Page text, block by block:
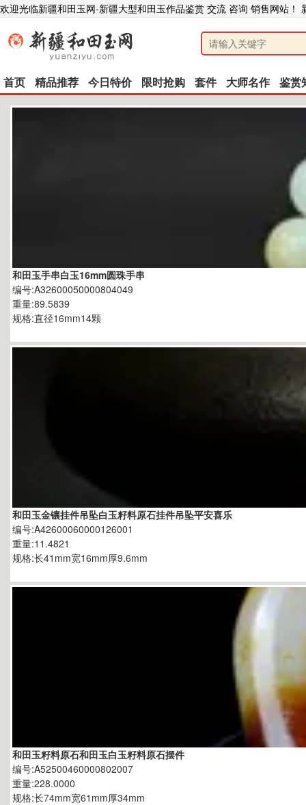
欢迎光临新疆和田玉网-新疆大型和田玉作品鉴赏 交流 咨询 销售网站！
首页 精品推荐 今日特价 限时抢购 套件 大师名作 鉴赏
和田玉手串白玉16mm圆珠手串
编号:A32600050000804049
重量:89.5839
规格:直径16mm14颗
和田玉金镶挂件吊坠白玉籽料原石挂件吊坠平安喜乐
编号:A42600060000126001
重量:11.4821
规格:长41mm宽16mm厚9.6mm
和田玉籽料原石和田玉白玉籽料原石摆件
编号:A52500460000802007
重量:228.0000
规格:长74mm宽61mm厚34mm